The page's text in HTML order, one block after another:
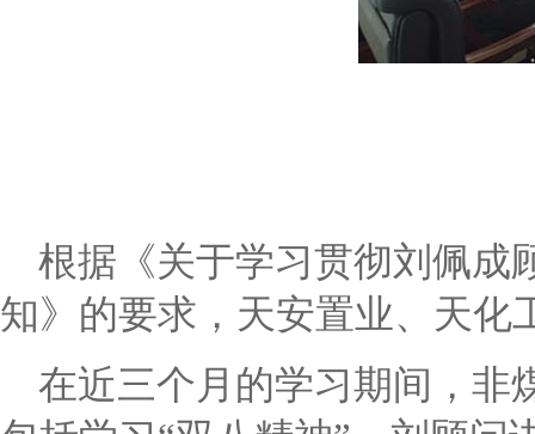
根据《关于学习贯彻刘佩成
知》的要求，天安置业、天化
在近三个月的学习期间，非